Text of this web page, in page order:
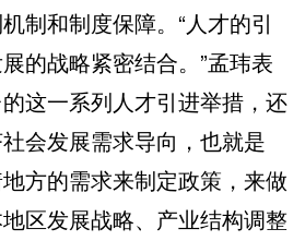
制和制度保障。“人才的引
的战略紧密结合。”孟玮表
这一系列人才引进举措，还
会发展需求导向，也就是
方的需求来制定政策，来做
区发展战略、产业结构调整